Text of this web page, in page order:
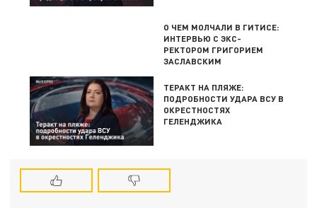
О ЧЕМ МОЛЧАЛИ В ГИТИСЕ:
ИНТЕРВЬЮ С ЭКС-
РЕКТОРОМ ГРИГОРИЕМ
ЗАСЛАВСКИМ
ТЕРАКТ НА ПЛЯЖЕ:
ПОДРОБНОСТИ УДАРА ВСУ В
ОКРЕСТНОСТЯХ
ГЕЛЕНДЖИКА